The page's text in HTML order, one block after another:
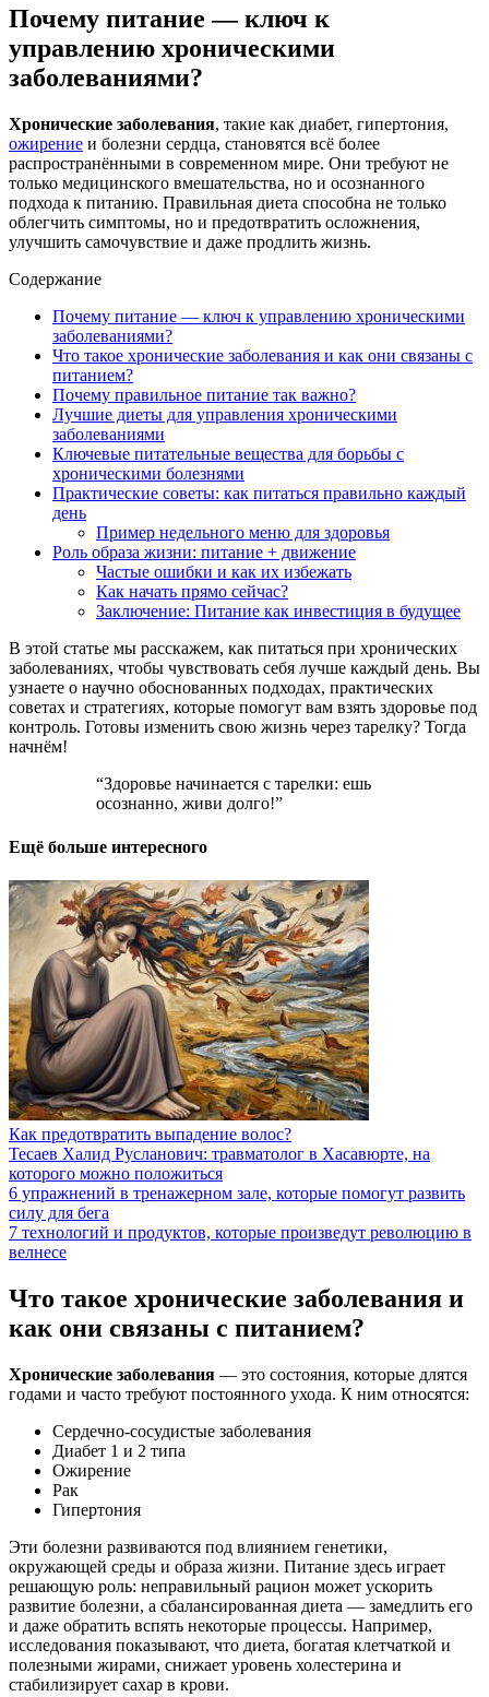
Почему питание — ключ к
управлению хроническими
заболеваниями?
Хронические заболевания, такие как диабет, гипертония,
ожирение и болезни сердца, становятся всё более
распространёнными в современном мире. Они требуют не
только медицинского вмешательства, но и осознанного
подхода к питанию. Правильная диета способна не только
облегчить симптомы, но и предотвратить осложнения,
улучшить самочувствие и даже продлить жизнь.
Содержание
Почему питание — ключ к управлению хроническими
заболеваниями?
Что такое хронические заболевания и как они связаны с
питанием?
Почему правильное питание так важно?
Лучшие диеты для управления хроническими
заболеваниями
Ключевые питательные вещества для борьбы с
хроническими болезнями
Практические советы: как питаться правильно каждый
день
Пример недельного меню для здоровья
Роль образа жизни: питание + движение
Частые ошибки и как их избежать
Как начать прямо сейчас?
Заключение: Питание как инвестиция в будущее
В этой статье мы расскажем, как питаться при хронических
заболеваниях, чтобы чувствовать себя лучше каждый день. Вы
узнаете о научно обоснованных подходах, практических
советах и стратегиях, которые помогут вам взять здоровье под
контроль. Готовы изменить свою жизнь через тарелку? Тогда
начнём!
“Здоровье начинается с тарелки: ешь
осознанно, живи долго!”
Ещё больше интересного
Как предотвратить выпадение волос?
Тесаев Халид Русланович: травматолог в Хасавюрте, на
которого можно положиться
6 упражнений в тренажерном зале, которые помогут развить
силу для бега
7 технологий и продуктов, которые произведут революцию в
велнесе
Что такое хронические заболевания и
как они связаны с питанием?
Хронические заболевания — это состояния, которые длятся
годами и часто требуют постоянного ухода. К ним относятся:
Сердечно-сосудистые заболевания
Диабет 1 и 2 типа
Ожирение
Рак
Гипертония
Эти болезни развиваются под влиянием генетики,
окружающей среды и образа жизни. Питание здесь играет
решающую роль: неправильный рацион может ускорить
развитие болезни, а сбалансированная диета — замедлить его
и даже обратить вспять некоторые процессы. Например,
исследования показывают, что диета, богатая клетчаткой и
полезными жирами, снижает уровень холестерина и
стабилизирует сахар в крови.